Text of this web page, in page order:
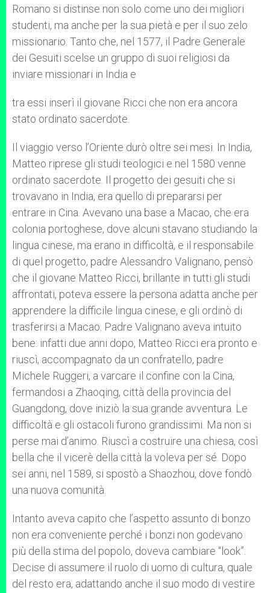
Romano si distinse non solo come uno dei migliori
studenti, ma anche per la sua pietà e per il suo zelo
missionario. Tanto che, nel 1577, il Padre Generale
dei Gesuiti scelse un gruppo di suoi religiosi da
inviare missionari in India e
tra essi inserì il giovane Ricci che non era ancora
stato ordinato sacerdote.
Il viaggio verso l’Oriente durò oltre sei mesi. In India,
Matteo riprese gli studi teologici e nel 1580 venne
ordinato sacerdote. Il progetto dei gesuiti che si
trovavano in India, era quello di prepararsi per
entrare in Cina. Avevano una base a Macao, che era
colonia portoghese, dove alcuni stavano studiando la
lingua cinese, ma erano in difficoltà, e il responsabile
di quel progetto, padre Alessandro Valignano, pensò
che il giovane Matteo Ricci, brillante in tutti gli studi
affrontati, poteva essere la persona adatta anche per
apprendere la difficile lingua cinese, e gli ordinò di
trasferirsi a Macao. Padre Valignano aveva intuito
bene: infatti due anni dopo, Matteo Ricci era pronto e
riuscì, accompagnato da un confratello, padre
Michele Ruggeri, a varcare il confine con la Cina,
fermandosi a Zhaoqing, città della provincia del
Guangdong, dove iniziò la sua grande avventura. Le
difficoltà e gli ostacoli furono grandissimi. Ma non si
perse mai d’animo. Riuscì a costruire una chiesa, così
bella che il vicerè della città la voleva per sé. Dopo
sei anni, nel 1589, si spostò a Shaozhou, dove fondò
una nuova comunità.
Intanto aveva capito che l’aspetto assunto di bonzo
non era conveniente perché i bonzi non godevano
più della stima del popolo, doveva cambiare “look”.
Decise di assumere il ruolo di uomo di cultura, quale
del resto era, adattando anche il suo modo di vestire